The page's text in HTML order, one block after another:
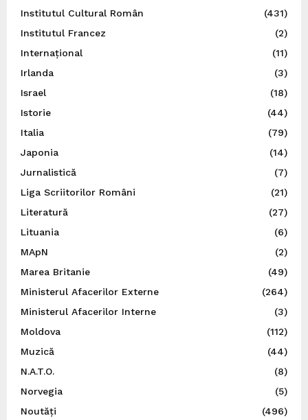
Institutul Cultural Român
(431)
Institutul Francez
(2)
Internațional
(11)
Irlanda
(3)
Israel
(18)
Istorie
(44)
Italia
(79)
Japonia
(14)
Jurnalistică
(7)
Liga Scriitorilor Români
(21)
Literatură
(27)
Lituania
(6)
MApN
(2)
Marea Britanie
(49)
Ministerul Afacerilor Externe
(264)
Ministerul Afacerilor Interne
(3)
Moldova
(112)
Muzică
(44)
N.A.T.O.
(8)
Norvegia
(5)
Noutăți
(496)